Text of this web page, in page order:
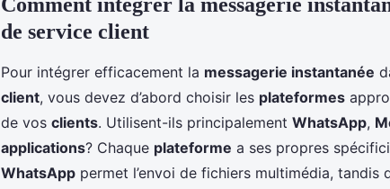
de service client
Pour intégrer efficacement la messagerie instantanée
client, vous devez d’abord choisir les plateformes
de vos clients. Utilisent-ils principalement WhatsApp,
applications? Chaque plateforme a ses propres
WhatsApp permet l’envoi de fichiers multimédia, tandis